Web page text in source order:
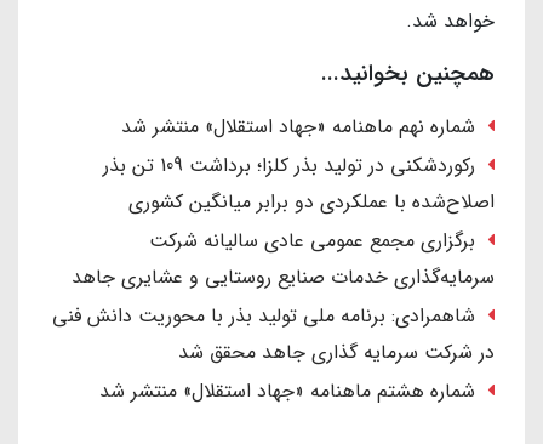
خواهد شد.
همچنین بخوانید...
شماره نهم ماهنامه «جهاد استقلال» منتشر شد
رکوردشکنی در تولید بذر کلزا؛ برداشت 109 تن بذر
اصلاح‌شده با عملکردی دو برابر میانگین کشوری
برگزاری مجمع عمومی عادی سالیانه شرکت
سرمایه‌گذاری خدمات صنایع روستایی و عشایری جاهد
شاهمرادی: برنامه ملی تولید بذر با محوریت دانش فنی
در شرکت سرمایه گذاری جاهد محقق شد
شماره هشتم ماهنامه «جهاد استقلال» منتشر شد